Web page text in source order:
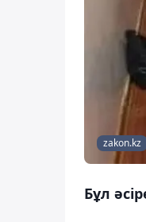
zakon.kz
Бұл